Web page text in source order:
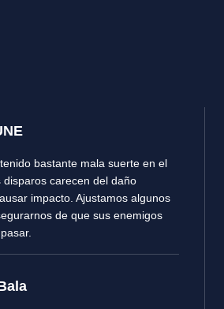
bastante mala suerte en el
disparos carecen del daño
impacto. Ajustamos algunos
de que sus enemigos